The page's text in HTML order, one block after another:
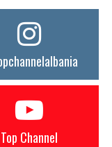
Top Channel